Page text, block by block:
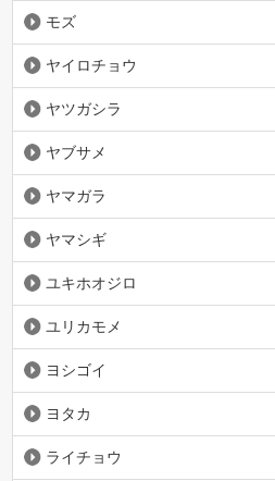
モズ
ヤイロチョウ
ヤツガシラ
ヤブサメ
ヤマガラ
ヤマシギ
ユキホオジロ
ユリカモメ
ヨシゴイ
ヨタカ
ライチョウ